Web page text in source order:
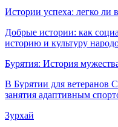
Истории успеха: легко ли
Добрые истории: как
историю и культуру
Бурятия: История
В Бурятии для ветеранов
занятия адаптивным
Зурхай